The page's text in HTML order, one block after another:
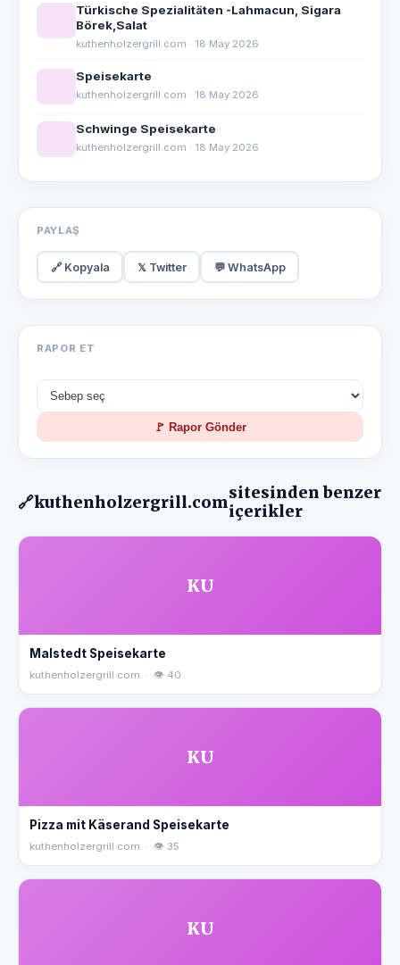
Türkische Spezialitäten -Lahmacun, Sigara
Börek,Salat
kuthenholzergrill.com · 18 May 2026
Speisekarte
kuthenholzergrill.com · 18 May 2026
Schwinge Speisekarte
kuthenholzergrill.com · 18 May 2026
PAYLAŞ
🔗 Kopyala 𝕏 Twitter 💬 WhatsApp
RAPOR ET
🚩 Rapor Gönder
🔗kuthenholzergrill.comsitesinden benzer
içerikler
KU
Malstedt Speisekarte
kuthenholzergrill.com · 👁 40
KU
Pizza mit Käserand Speisekarte
kuthenholzergrill.com · 👁 35
KU